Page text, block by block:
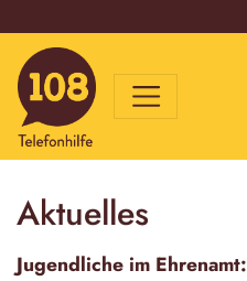
Aktuelles
Jugendliche im Ehrenamt: